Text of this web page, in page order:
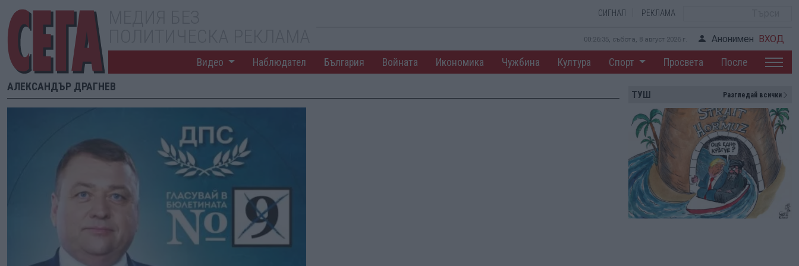
СИГНАЛ РЕКЛАМА
00:26:36, събота, 8 август 2026 г. Анонимен ВХОД
Видео Наблюдател България Войната Икономика Чужбина Култура Спорт Просвета После
АЛЕКСАНДЪР ДРАГНЕВ
ТУШ Разгледай всички